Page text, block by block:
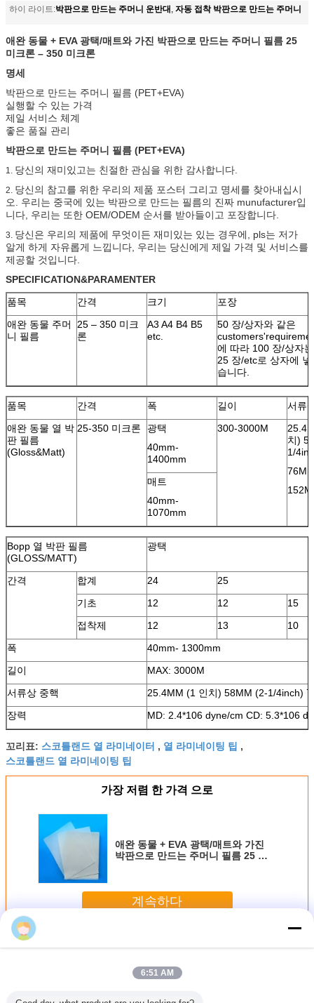
하이 라이트:박판으로 만드는 주머니 운반대, 자동 접착 박판으로 만드는 주머니
애완 동물 + EVA 광택/매트와 가진 박판으로 만드는 주머니 필름 25
미크론 – 350 미크론
명세
박판으로 만드는 주머니 필름 (PET+EVA)
실행할 수 있는 가격
제일 서비스 체계
좋은 품질 관리
박판으로 만드는 주머니 필름 (PET+EVA)
1. 당신의 재미있고는 친절한 관심을 위한 감사합니다.
2. 당신의 참고를 위한 우리의 제품 포스터 그리고 명세를 찾아내십시
오. 우리는 중국에 있는 박판으로 만드는 필름의 진짜 munufacturer입
니다, 우리는 또한 OEM/ODEM 순서를 받아들이고 포장합니다.
3. 당신은 우리의 제품에 무엇이든 재미있는 있는 경우에, pls는 저가
알게 하게 자유롭게 느낍니다, 우리는 당신에게 제일 가격 및 서비스를
제공할 것입니다.
SPECIFICATION&PARAMENTER
품목
간격 크기
포장
애완 동물 주머
니 필름
25 – 350 미크
론
A3 A4 B4 B5
etc.
50 장/상자와 같은
에 따라 100 장/상자
25 장/etc로 상자에 넣
습니다.
품목 간격 폭 길이
서류
애완 동물 열 박
판 필름
(Gloss&Matt)
25-350 미크론
광택
40mm-
1400mm
300-3000M
치)
1/
매트
40mm-
1070mm
Bopp 열 박판 필름
(GLOSS/MATT)
광택
간격 합계 24
25
기초
12 12
15
접착제
12 13
10
폭
40mm- 1300mm
길이
MAX: 3000M
서류상 중핵
25.4MM (1 인치) 58MM (2-1/4inch)
장력
MD: 2.4*106 dyne/cm CD: 5.3*106
꼬리표: 스코틀랜드 열 라미네이터 , 열 라미네이팅 팁 ,
스코틀랜드 열 라미네이팅 팁
가장 저렴 한 가격 으로
애완 동물 + EVA 광택/매트와 가진
박판으로 만드는 주머니 필름 25 미
계속하다
더 많은 것
6:51 AM